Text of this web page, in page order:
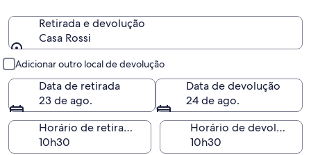
Retirada e devolução
Casa Rossi
Adicionar outro local de devolução
Data de retirada
23 de ago.
Data de devolução
24 de ago.
Horário de retirada
Horário de devolução